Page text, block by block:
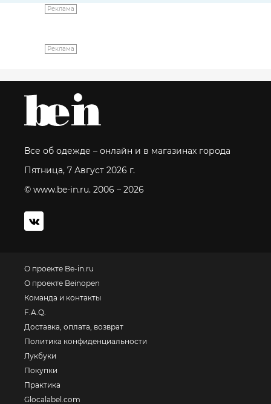
Реклама
Реклама
Все об одежде – онлайн и в магазинах города
Пятница, 7 Август 2026 г.
© www.be-in.ru. 2006 – 2026
О проекте Be-in.ru
О проекте Beinopen
Команда и контакты
F.A.Q.
Доставка, оплата, возврат
Политика конфиденциальности
Лукбуки
Покупки
Практика
Glocalabel.com